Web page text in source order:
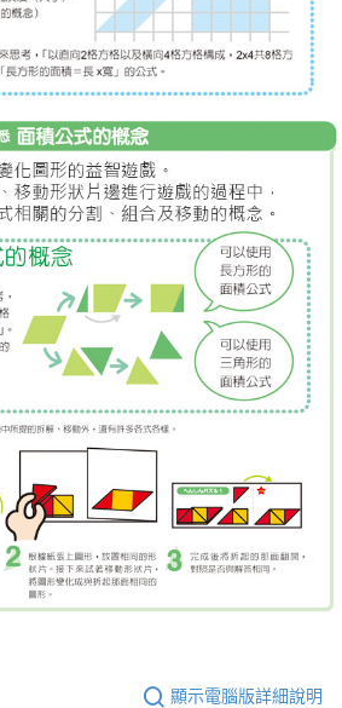
顯示電腦版詳細說明